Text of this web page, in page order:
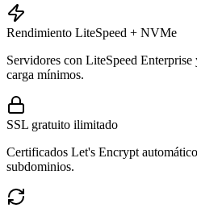
Rendimiento LiteSpeed + NVMe
Servidores con LiteSpeed
carga mínimos.
SSL gratuito ilimitado
Certificados Let's Encrypt
subdominios.